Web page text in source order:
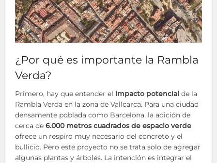
¿Por qué es importante la Rambla
Verda?
Primero, hay que entender el impacto potencial de la
Rambla Verda en la zona de Vallcarca. Para una ciudad
densamente poblada como Barcelona, la adición de
cerca de6.000 metros cuadrados de espacio verde
ofrece un respiro muy necesario del concreto y el
bullicio. Pero este proyecto no se trata solo de agregar
algunas plantas y árboles. La intención es integrar el